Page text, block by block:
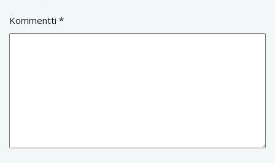
Kommentti *